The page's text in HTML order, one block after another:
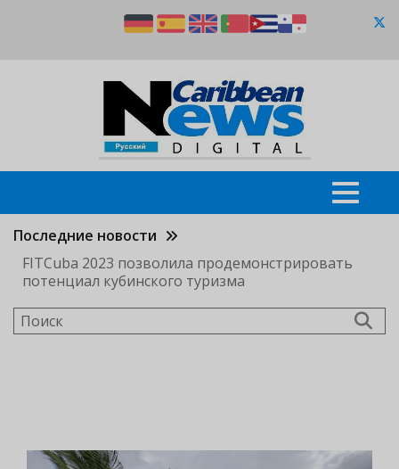
Последние новости
FITCuba 2023 позволила продемонстрировать
потенциал кубинского туризма
Поиск